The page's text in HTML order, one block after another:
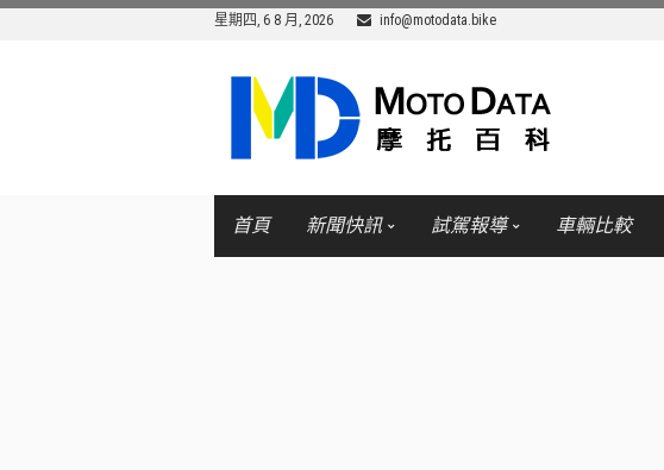
星期四, 6 8 月, 2026 info@motodata.bike
首頁 新聞快訊 試駕報導 車輛比較